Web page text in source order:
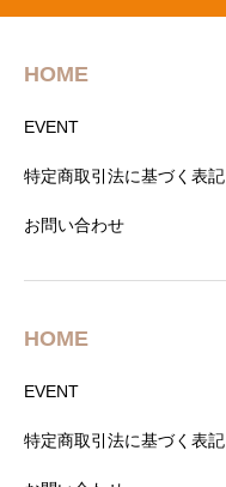
HOME
EVENT
特定商取引法に基づく表記
お問い合わせ
HOME
EVENT
特定商取引法に基づく表記